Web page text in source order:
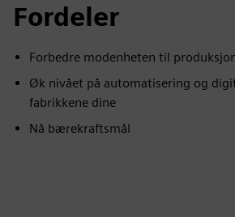
Fordeler
Forbedre modenheten til
Øk nivået på automatisering og
fabrikkene dine
Nå bærekraftsmål